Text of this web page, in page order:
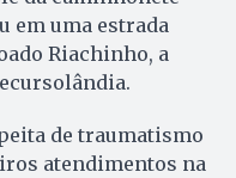
em uma estrada
Riachinho, a
de traumatismo
atendimentos na